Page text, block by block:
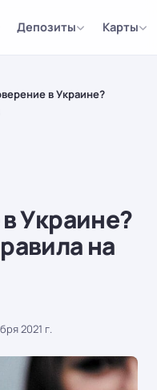
Депозиты Карты
в Украине?
Украине?
на
2021 г.